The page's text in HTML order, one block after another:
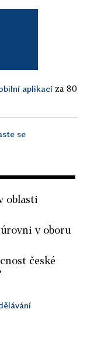
aplikací za 80
se
oblasti
v oboru
české